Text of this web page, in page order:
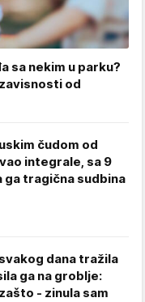
sa nekim u parku?
od
čudom od
integrale, sa 9
ga tragična sudbina
dana tražila
ga na groblje:
- zinula sam